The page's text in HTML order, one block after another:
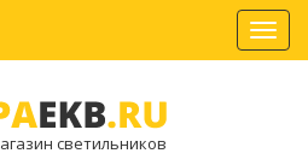
светильников